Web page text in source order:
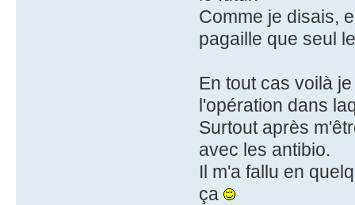
Comme je disais,
pagaille que seul
En tout cas voilà
l'opération dans
Surtout après
avec les antibio.
Il m'a fallu en
ça